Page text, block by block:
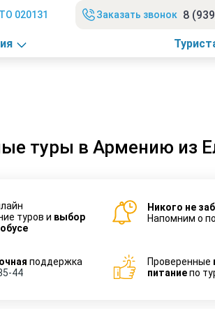
020131 Заказать звонок 8
туры в Армению из
туров и выбор
Никого не
Напомним о
поддержка
44
Проверенные
питаниепо